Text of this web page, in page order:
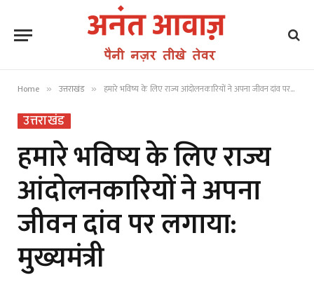
Home » उत्तराखंड » हमारे भविष्य के लिए राज्य आंदोलनकारियों ने अपना जीवन दांव पर लगाया: मुख्यमंत्री
उत्तराखंड
हमारे भविष्य के लिए राज्य
आंदोलनकारियों ने अपना
जीवन दांव पर लगाया:
मुख्यमंत्री